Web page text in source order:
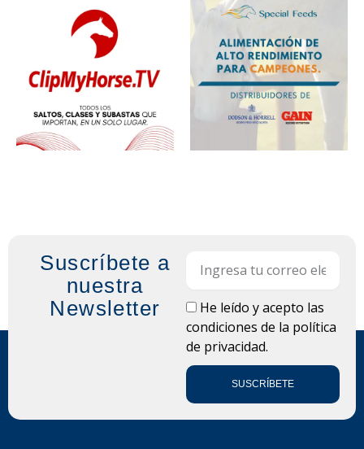
Suscríbete a
nuestra
Newsletter
LOPDHe leído y acepto las
condiciones de la política
de privacidad.
SUSCRÍBETE